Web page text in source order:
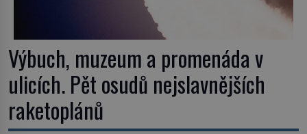
Výbuch, muzeum a promenáda v
ulicích. Pět osudů nejslavnějších
raketoplánů